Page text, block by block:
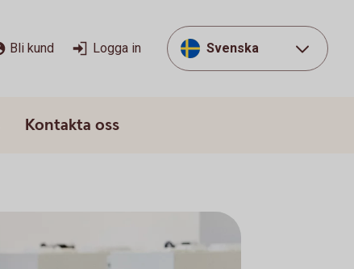
Bli kund Logga in Svenska
Kontakta oss